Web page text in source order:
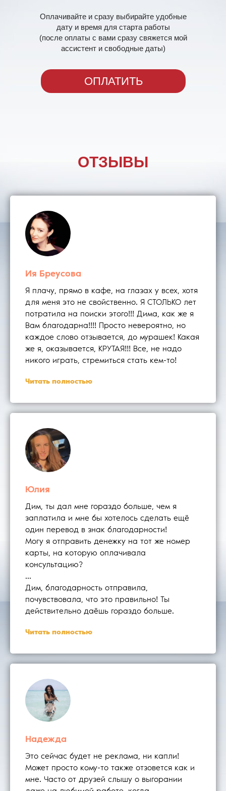
ОПЛАТИТЬ
Оплачивайте и сразу выбирайте удобные
дату и время для старта работы
(после оплаты с вами сразу свяжется мой
ассистент и свободные даты)
ОТЗЫВЫ
Ия Бреусова
Я плачу, прямо в кафе, на глазах у всех, хотя
для меня это не свойственно. Я СТОЛЬКО лет
потратила на поиски этого!!! Дима, как же я
Вам благодарна!!!! Просто невероятно, но
каждое слово отзывается, до мурашек! Какая
же я, оказывается, КРУТАЯ!!! Все, не надо
никого играть, стремиться стать кем-то!
Читать полностью
Юлия
Дим, ты дал мне гораздо больше, чем я
заплатила и мне бы хотелось сделать ещё
один перевод в знак благодарности!
Могу я отправить денежку на тот же номер
карты, на которую оплачивала
консультацию?
...
Дим, благодарность отправила,
почувствовала, что это правильно! Ты
действительно даёшь гораздо больше.
Читать полностью
Надежда
Это сейчас будет не реклама, ни капли!
Может просто кому-то также отзовется как и
мне. Часто от друзей слышу о выгорании